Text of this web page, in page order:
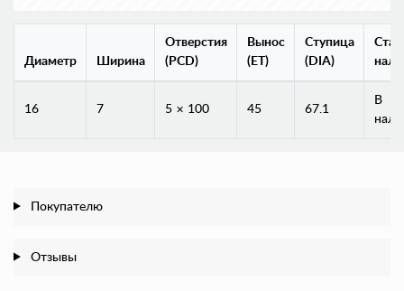
Диаметр Ширина
Отверстия
(PCD)
Вынос
(ET)
Ступица
(DIA)
16 7 5 × 100 45 67.1
В
Покупателю
Отзывы